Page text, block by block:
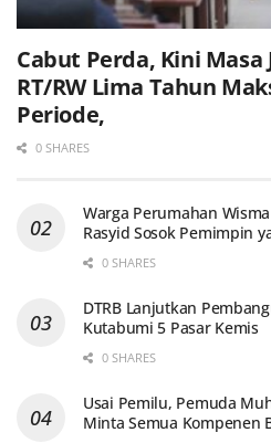
Cabut Perda, Kini Masa
RT/RW Lima Tahun
Periode,
0 SHARES
Warga Perumahan
Rasyid Sosok Pemimpin
0 SHARES
DTRB Lanjutkan
Kutabumi 5 Pasar Kemis
0 SHARES
Usai Pemilu, Pemuda
Minta Semua Kompenen